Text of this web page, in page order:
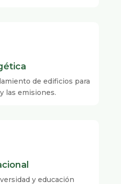
de edificios para
las emisiones.
y educación